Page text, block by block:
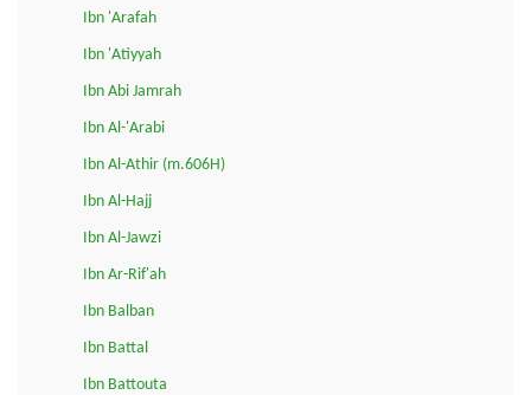
Ibn 'Arafah
Ibn 'Atiyyah
Ibn Abi Jamrah
Ibn Al-'Arabi
Ibn Al-Athir (m.606H)
Ibn Al-Hajj
Ibn Al-Jawzi
Ibn Ar-Rif'ah
Ibn Balban
Ibn Battal
Ibn Battouta